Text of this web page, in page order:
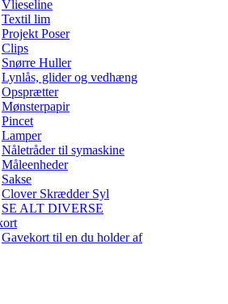
Vlieseline
Textil lim
Projekt Poser
Clips
Snørre Huller
Lynlås, glider og vedhæng
Opsprætter
Mønsterpapir
Pincet
Lamper
Nåletråder til symaskine
Måleenheder
Sakse
Clover Skrædder Syl
SE ALT DIVERSE
Gavekort til en du holder af